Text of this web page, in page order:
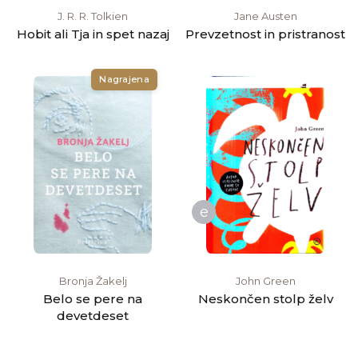
J. R. R. Tolkien
Hobit ali Tja in spet nazaj
Jane Austen
Prevzetnost in pristranost
Nagrajena
Bronja Žakelj
Belo se pere na
devetdeset
e
John Green
Neskončen stolp želv